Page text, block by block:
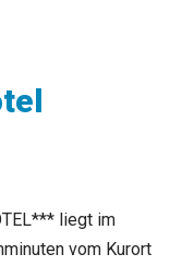
liegt im
vom Kurort